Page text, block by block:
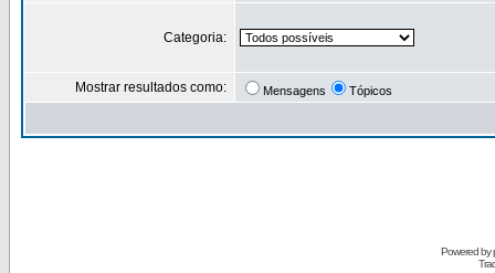
Categoria:
Mostrar resultados como: Mensagens Tópicos
Powered by